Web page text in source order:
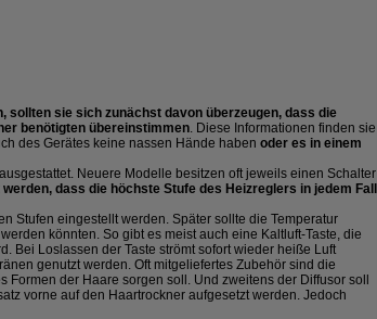
sie sich zunächst davon überzeugen, dass die
benötigten übereinstimmen. Diese Informationen finden sie
des Gerätes keine nassen Hände haben oder es in einem
Neuere Modelle besitzen oft jeweils einen Schalter
dass die höchste Stufe des Heizreglers in jedem Fall
Stufen eingestellt werden. Später sollte die Temperatur
könnten. So gibt es meist auch eine Kaltluft-Taste, die
Bei Loslassen der Taste strömt sofort wieder heiße Luft
genutzt werden. Oft mitgeliefertes Zubehör sind die
der Haare sorgen soll. Und zweitens der Diffusor soll
vorne auf den Haartrockner aufgesetzt werden. Jedoch